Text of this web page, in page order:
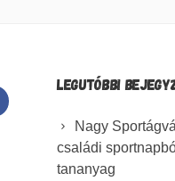
LEGUTÓBBI
Nagy
családi
tananyag